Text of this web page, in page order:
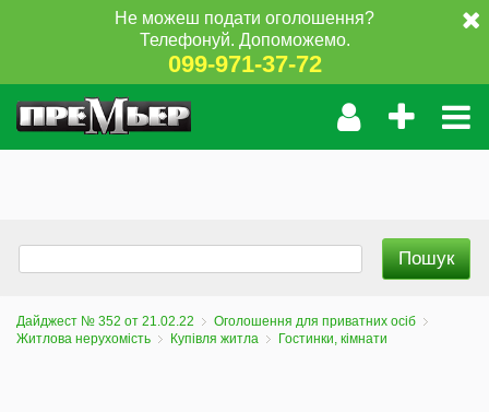
Не можеш подати оголошення?
Телефонуй. Допоможемо.
099-971-37-72
Дайджест № 352 от 21.02.22
Оголошення для приватних осіб
Житлова нерухомість
Купівля житла Гостинки, кімнати